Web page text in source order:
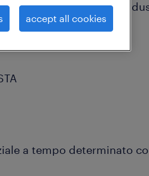
metalmeccanico
a tempo determinato
accept all cookies